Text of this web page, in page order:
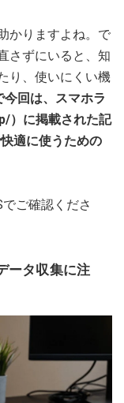
かりますよね。で
さずにいると、知
り、使いにくい機
今回は、スマホラ
）に掲載された記
適に使うための
ご確認くださ
ータ収集に注